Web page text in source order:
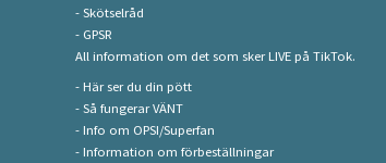
- Skötselråd
- GPSR
All information om det som sker LIVE på TikTok.
- Här ser du din pött
- Så fungerar VÄNT
- Info om OPSI/Superfan
- Information om förbeställningar